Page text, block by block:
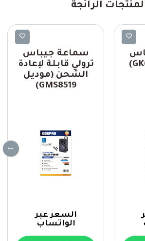
الرائجة
سماعة جيباس
ترولي قابلة لإعادة
الشحن (موديل
GMS8519)
السعر عبر
الواتساب